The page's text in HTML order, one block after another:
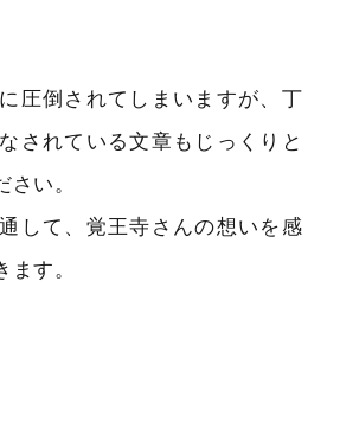
圧倒されてしまいますが、丁
されている文章もじっくりと
い。
して、覚王寺さんの想いを感
ます。